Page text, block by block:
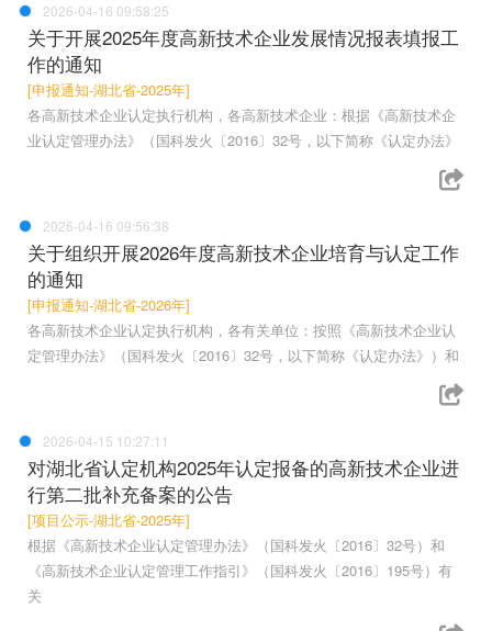
2026-04-16 09:58:25
关于开展2025年度高新技术企业发展情况报表填报工
作的通知
[申报通知-湖北省-2025年]
各高新技术企业认定执行机构，各高新技术企业：根据《高新技术企
业认定管理办法》（国科发火〔2016〕32号，以下简称《认定办法》
2026-04-16 09:56:38
关于组织开展2026年度高新技术企业培育与认定工作
的通知
[申报通知-湖北省-2026年]
各高新技术企业认定执行机构，各有关单位：按照《高新技术企业认
定管理办法》（国科发火〔2016〕32号，以下简称《认定办法》）和
2026-04-15 10:27:11
对湖北省认定机构2025年认定报备的高新技术企业进
行第二批补充备案的公告
[项目公示-湖北省-2025年]
根据《高新技术企业认定管理办法》（国科发火〔2016〕32号）和
《高新技术企业认定管理工作指引》（国科发火〔2016〕195号）有
关